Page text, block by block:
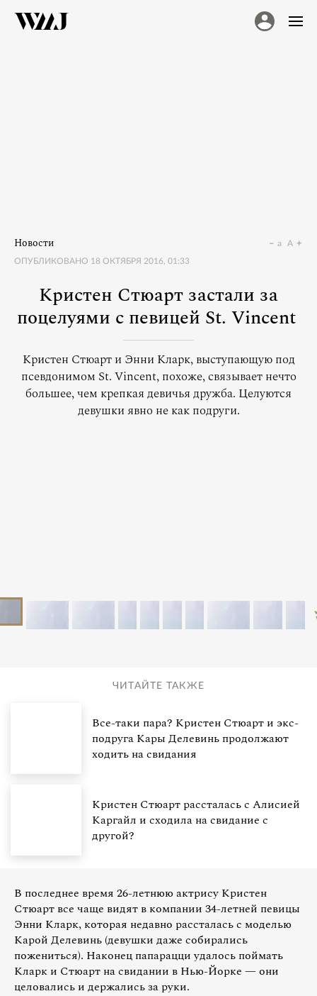
Новости
ОПУБЛИКОВАНО 18 ОКТЯБРЯ 2016, 01:33
a A
Кристен Стюарт застали за
поцелуями с певицей St. Vincent
Кристен Стюарт и Энни Кларк, выступающую под
псевдонимом St. Vincent, похоже, связывает нечто
большее, чем крепкая девичья дружба. Целуются
девушки явно не как подруги.
ЧИТАЙТЕ ТАКЖЕ
Все-таки пара? Кристен Стюарт и экс-
подруга Кары Делевинь продолжают
ходить на свидания
Кристен Стюарт рассталась с Алисией
Каргайл и сходила на свидание с
другой?
В последнее время 26-летнюю актрису Кристен
Стюарт все чаще видят в компании 34-летней певицы
Энни Кларк, которая недавно рассталась с моделью
Карой Делевинь (девушки даже собирались
пожениться). Наконец папарацци удалось поймать
Кларк и Стюарт на свидании в Нью-Йорке — они
целовались и держались за руки.